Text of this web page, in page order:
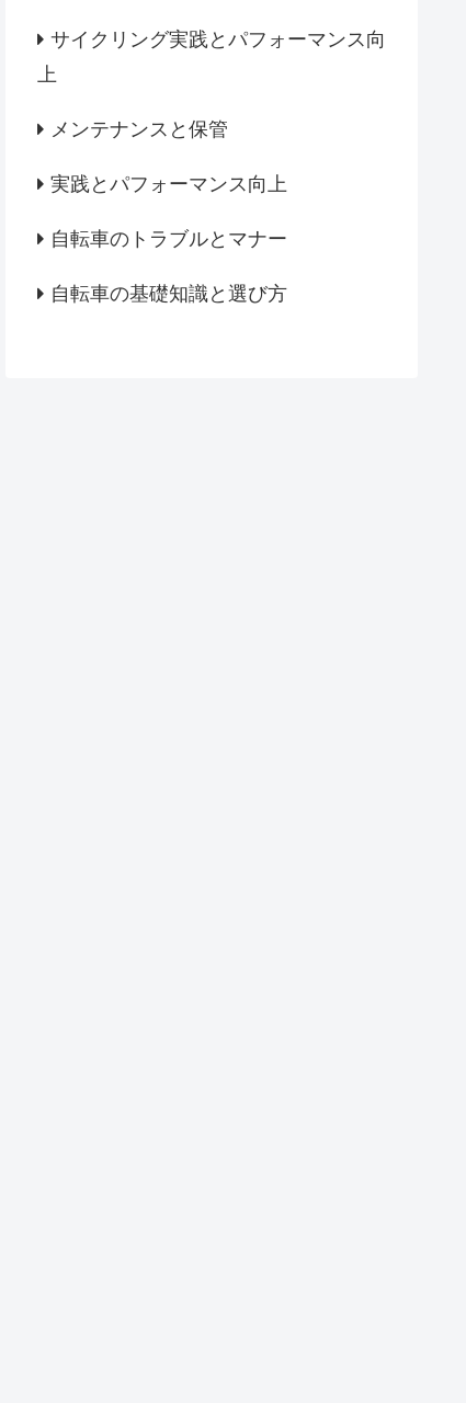
サイクリング実践とパフォーマンス向
上
メンテナンスと保管
実践とパフォーマンス向上
自転車のトラブルとマナー
自転車の基礎知識と選び方